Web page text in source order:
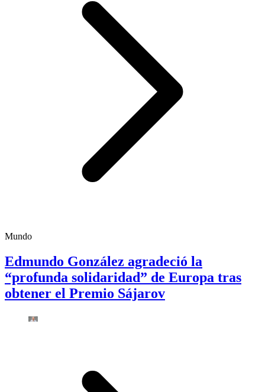
Mundo
Edmundo González agradeció la
“profunda solidaridad” de Europa tras
obtener el Premio Sájarov